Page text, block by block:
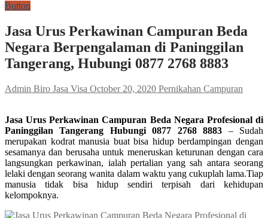
Button
Jasa Urus Perkawinan Campuran Beda
Negara Berpengalaman di Paninggilan
Tangerang, Hubungi 0877 2768 8883
Admin Biro Jasa Visa October 20, 2020 Pernikahan Campuran
Jasa Urus Perkawinan Campuran Beda Negara Profesional di
Paninggilan Tangerang Hubungi 0877 2768 8883 – Sudah
merupakan kodrat manusia buat bisa hidup berdampingan dengan
sesamanya dan berusaha untuk meneruskan keturunan dengan cara
langsungkan perkawinan, ialah pertalian yang sah antara seorang
lelaki dengan seorang wanita dalam waktu yang cukuplah lama.Tiap
manusia tidak bisa hidup sendiri terpisah dari kehidupan
kelompoknya.